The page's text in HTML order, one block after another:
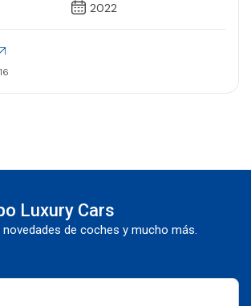
2022
Luxury Cars
de coches y mucho más.